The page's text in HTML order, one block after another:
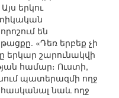
երկու
են
«Դեռ երբեք չի
երկար շարունակվի
համար։ Ուստի,
պատերազմի ողջ
հասկանալ նաև ողջ